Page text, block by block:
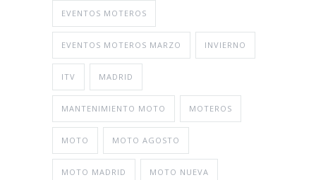
EVENTOS MOTEROS
EVENTOS MOTEROS MARZO INVIERNO
ITV MADRID
MANTENIMIENTO MOTO MOTEROS
MOTO MOTO AGOSTO
MOTO MADRID MOTO NUEVA